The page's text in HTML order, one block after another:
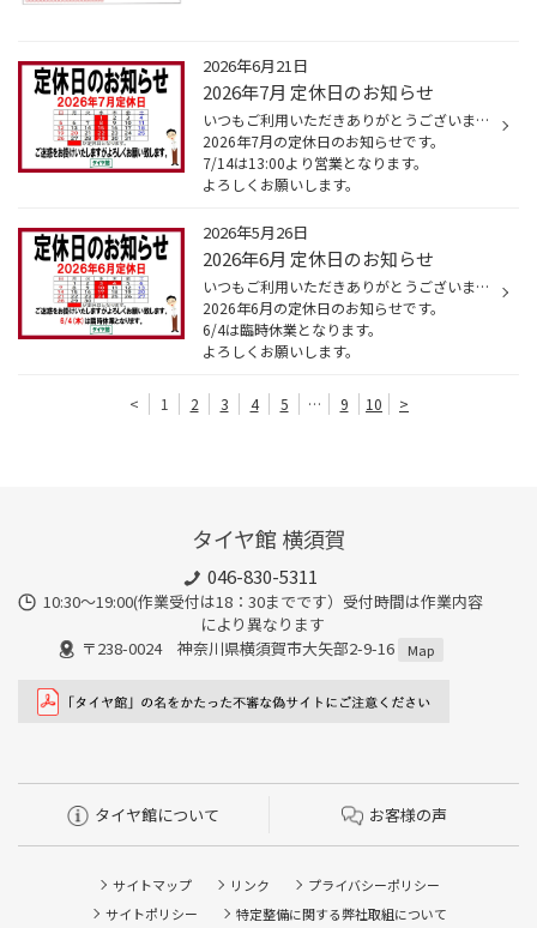
2026年6月21日
2026年7月 定休日のお知らせ
いつもご利用いただきありがとうございます。
2026年7月の定休日のお知らせです。
7/14は13:00より営業となります。
よろしくお願いします。
2026年5月26日
2026年6月 定休日のお知らせ
いつもご利用いただきありがとうございます。
2026年6月の定休日のお知らせです。
6/4は臨時休業となります。
よろしくお願いします。
< 1 2 3 4 5 … 9 10 >
タイヤ館 横須賀
046-830-5311
10:30～19:00(作業受付は18：30までです）受付時間は作業内容
により異なります
〒238-0024 神奈川県横須賀市大矢部2-9-16
Map
タイヤ館について お客様の声
サイトマップ リンク
プライバシーポリシー
サイトポリシー
特定整備に関する弊社取組について